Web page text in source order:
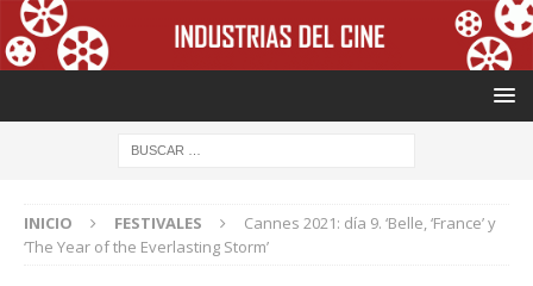
INICIO FESTIVALES
Cannes 2021: día 9. ‘Belle, ‘France’ y
‘The Year of the Everlasting Storm’